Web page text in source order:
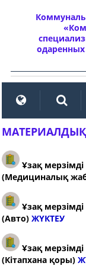
Ұзақ
(Медициналық
Ұзақ
(Авто) ЖҮКТЕУ
Ұзақ
(Кітапхана қоры)